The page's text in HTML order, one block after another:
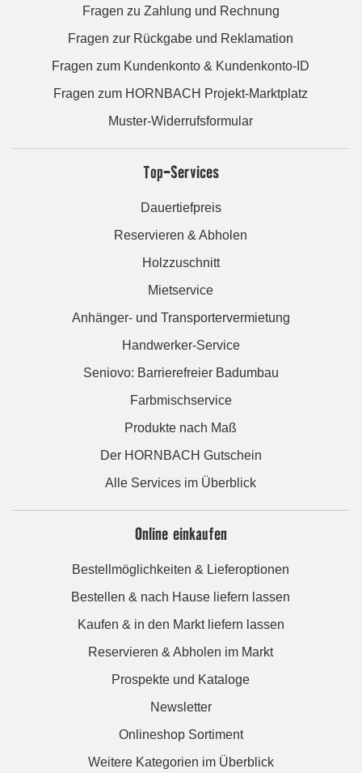
Fragen zu Zahlung und Rechnung
Fragen zur Rückgabe und Reklamation
Fragen zum Kundenkonto & Kundenkonto-ID
Fragen zum HORNBACH Projekt-Marktplatz
Muster-Widerrufsformular
Top-Services
Dauertiefpreis
Reservieren & Abholen
Holzzuschnitt
Mietservice
Anhänger- und Transportervermietung
Handwerker-Service
Seniovo: Barrierefreier Badumbau
Farbmischservice
Produkte nach Maß
Der HORNBACH Gutschein
Alle Services im Überblick
Online einkaufen
Bestellmöglichkeiten & Lieferoptionen
Bestellen & nach Hause liefern lassen
Kaufen & in den Markt liefern lassen
Reservieren & Abholen im Markt
Prospekte und Kataloge
Newsletter
Onlineshop Sortiment
Weitere Kategorien im Überblick